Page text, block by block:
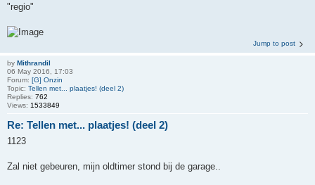
"regio"
Jump to post
by Mithrandil
06 May 2016, 17:03
Forum: [G] Onzin
Topic: Tellen met... plaatjes! (deel 2)
Replies: 762
Views: 1533849
Re: Tellen met... plaatjes! (deel 2)
1123
Zal niet gebeuren, mijn oldtimer stond bij de garage..